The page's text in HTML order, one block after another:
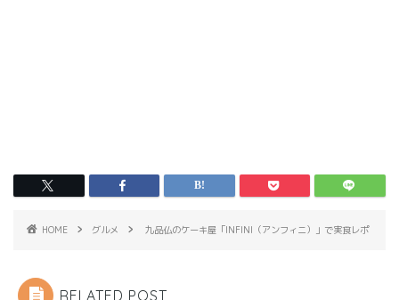
HOME グルメ 九品仏のケーキ屋「INFINI（アンフィニ）」で実食レポ
RELATED POST